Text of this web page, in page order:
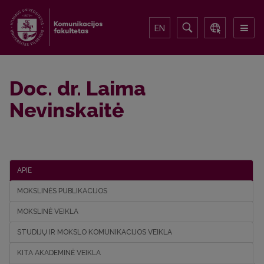
EN
Doc. dr. Laima
Nevinskaitė
APIE
MOKSLINĖS PUBLIKACIJOS
MOKSLINĖ VEIKLA
STUDIJŲ IR MOKSLO KOMUNIKACIJOS VEIKLA
KITA AKADEMINĖ VEIKLA